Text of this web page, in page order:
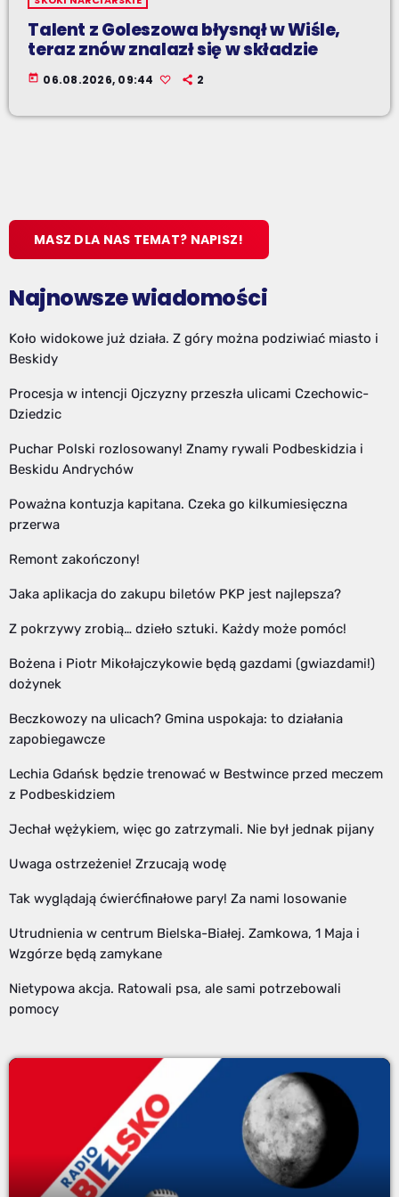
Talent z Goleszowa błysnął w Wiśle,
teraz znów znalazł się w składzie
today 06.08.2026, 09:44 2
MASZ DLA NAS TEMAT? NAPISZ!
Najnowsze wiadomości
Koło widokowe już działa. Z góry można podziwiać miasto i
Beskidy
Procesja w intencji Ojczyzny przeszła ulicami Czechowic-
Dziedzic
Puchar Polski rozlosowany! Znamy rywali Podbeskidzia i
Beskidu Andrychów
Poważna kontuzja kapitana. Czeka go kilkumiesięczna
przerwa
Remont zakończony!
Jaka aplikacja do zakupu biletów PKP jest najlepsza?
Z pokrzywy zrobią… dzieło sztuki. Każdy może pomóc!
Bożena i Piotr Mikołajczykowie będą gazdami (gwiazdami!)
dożynek
Beczkowozy na ulicach? Gmina uspokaja: to działania
zapobiegawcze
Lechia Gdańsk będzie trenować w Bestwince przed meczem
z Podbeskidziem
Jechał wężykiem, więc go zatrzymali. Nie był jednak pijany
Uwaga ostrzeżenie! Zrzucają wodę
Tak wyglądają ćwierćfinałowe pary! Za nami losowanie
Utrudnienia w centrum Bielska-Białej. Zamkowa, 1 Maja i
Wzgórze będą zamykane
Nietypowa akcja. Ratowali psa, ale sami potrzebowali
pomocy